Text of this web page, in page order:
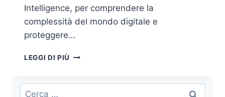
Intelligence, per comprendere la
complessità del mondo digitale e
proteggere…
LEGGI DI PIÙ DALL’INTERNET
ALL’INTERNET
Ricerca